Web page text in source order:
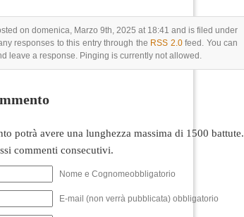
on domenica, Marzo 9th, 2025 at 18:41 and is filed under
responses to this entry through the RSS 2.0feed. You can
leave a response. Pinging is currently not allowed.
potrà avere una lunghezza massima di 1500 battute.
commenti consecutivi.
Nome e Cognomeobbligatorio
E-mail (non verrà pubblicata) obbligatorio